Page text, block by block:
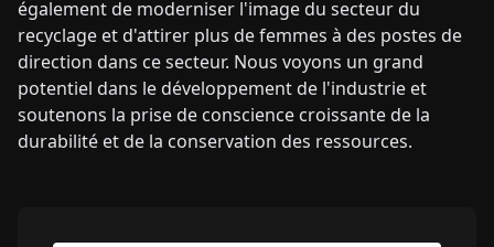
également de moderniser l'image du secteur du
recyclage et d'attirer plus de femmes à des postes de
direction dans ce secteur. Nous voyons un grand
potentiel dans le développement de l'industrie et
soutenons la prise de conscience croissante de la
durabilité et de la conservation des ressources.